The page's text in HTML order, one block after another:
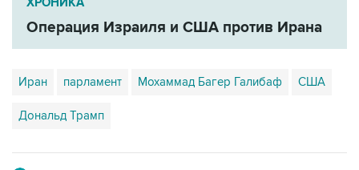
ХРОНИКА
Операция Израиля и США против Ирана
Иран парламент Мохаммад Багер Галибаф США
Дональд Трамп